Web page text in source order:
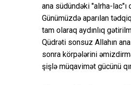
ana südündəki "alrha-
Günümüzdə aparılan
tam olaraq aydınlıq
Qüdrəti sonsuz Allahın
sonra körpələrini
şişlə müqavimət gücünü